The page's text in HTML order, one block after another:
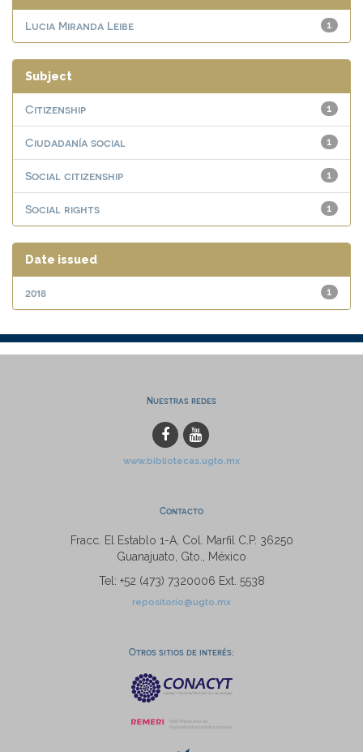
1
Lucia Miranda Leibe
Subject
1
Citizenship
1
Ciudadanía social
1
Social citizenship
1
Social rights
Date issued
1
2018
Nuestras redes
www.bibliotecas.ugto.mx
Contacto
Fracc. El Establo 1-A, Col. Marfil C.P. 36250
Guanajuato, Gto., México
Tel: +52 (473) 7320006 Ext. 5538
repositorio@ugto.mx
Otros sitios de interés: